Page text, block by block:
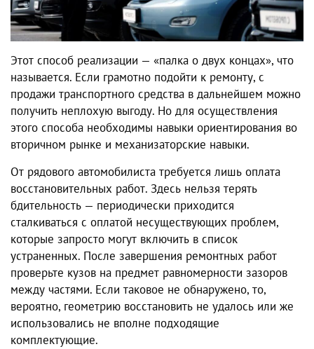
Этот способ реализации — «палка о двух концах», что
называется. Если грамотно подойти к ремонту, с
продажи транспортного средства в дальнейшем можно
получить неплохую выгоду. Но для осуществления
этого способа необходимы навыки ориентирования во
вторичном рынке и механизаторские навыки.
От рядового автомобилиста требуется лишь оплата
восстановительных работ. Здесь нельзя терять
бдительность — периодически приходится
сталкиваться с оплатой несуществующих проблем,
которые запросто могут включить в список
устраненных. После завершения ремонтных работ
проверьте кузов на предмет равномерности зазоров
между частями. Если таковое не обнаружено, то,
вероятно, геометрию восстановить не удалось или же
использовались не вполне подходящие
комплектующие.